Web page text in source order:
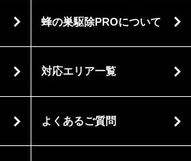
蜂の巣駆除PROについて
対応エリア一覧
よくあるご質問